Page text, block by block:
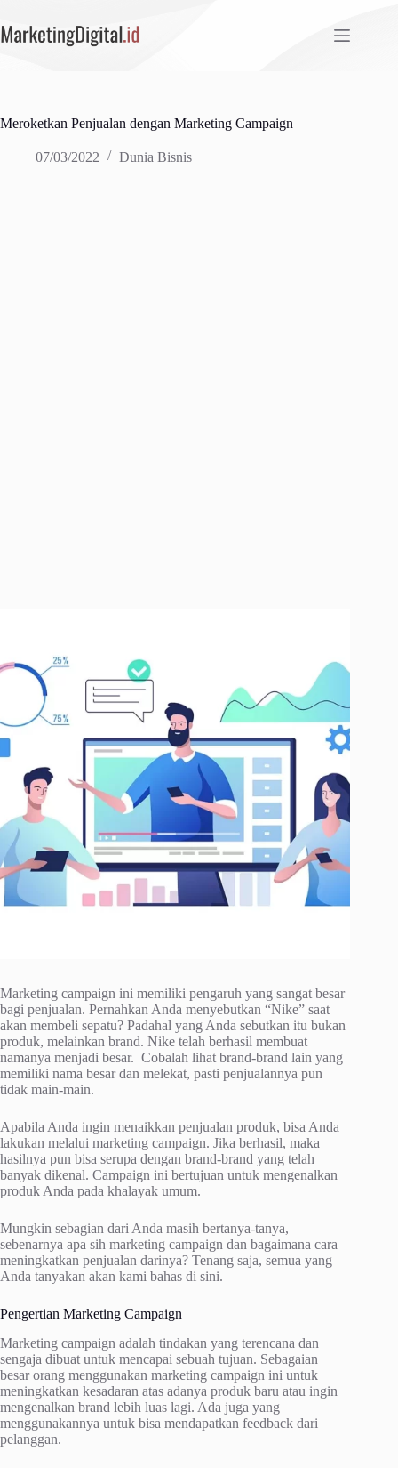
to
content
Meroketkan Penjualan dengan Marketing Campaign
07/03/2022 Dunia Bisnis
Marketing campaign ini memiliki pengaruh yang sangat besar
bagi penjualan. Pernahkan Anda menyebutkan “Nike” saat
akan membeli sepatu? Padahal yang Anda sebutkan itu bukan
produk, melainkan brand. Nike telah berhasil membuat
namanya menjadi besar. Cobalah lihat brand-brand lain yang
memiliki nama besar dan melekat, pasti penjualannya pun
tidak main-main.
Apabila Anda ingin menaikkan penjualan produk, bisa Anda
lakukan melalui marketing campaign. Jika berhasil, maka
hasilnya pun bisa serupa dengan brand-brand yang telah
banyak dikenal. Campaign ini bertujuan untuk mengenalkan
produk Anda pada khalayak umum.
Mungkin sebagian dari Anda masih bertanya-tanya,
sebenarnya apa sih marketing campaign dan bagaimana cara
meningkatkan penjualan darinya? Tenang saja, semua yang
Anda tanyakan akan kami bahas di sini.
Pengertian Marketing Campaign
Marketing campaign adalah tindakan yang terencana dan
sengaja dibuat untuk mencapai sebuah tujuan. Sebagaian
besar orang menggunakan marketing campaign ini untuk
meningkatkan kesadaran atas adanya produk baru atau ingin
mengenalkan brand lebih luas lagi. Ada juga yang
menggunakannya untuk bisa mendapatkan feedback dari
pelanggan.